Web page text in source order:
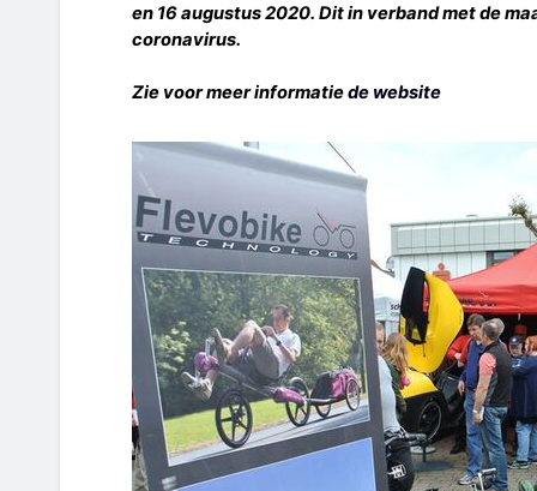
en 16 augustus 2020. Dit in verband met de
coronavirus.
Zie voor meer informatiede website